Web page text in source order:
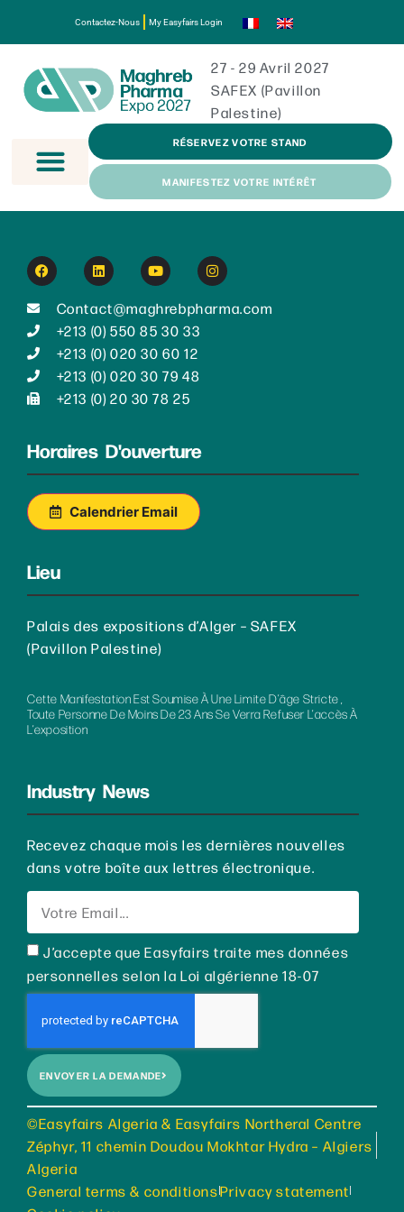
Contactez-Nous My Easyfairs Login
27 - 29 Avril 2027
SAFEX (Pavillon
Palestine)
RÉSERVEZ VOTRE STAND
MANIFESTEZ VOTRE INTÉRÊT
Contact@maghrebpharma.com
+213 (0) 550 85 30 33
+213 (0) 020 30 60 12
+213 (0) 020 30 79 48
+213 (0) 20 30 78 25
Horaires D'ouverture
Calendrier Email
Lieu
Palais des expositions d’Alger – SAFEX
(Pavillon Palestine)
Cette Manifestation Est Soumise À Une Limite D’âge Stricte ,
Toute Personne De Moins De 23 Ans Se Verra Refuser L’accès À
L’exposition
Industry News
Recevez chaque mois les dernières nouvelles
dans votre boîte aux lettres électronique.
J’accepte que Easyfairs traite mes données
personnelles selon la Loi algérienne 18-07
ENVOYER LA DEMANDE
©Easyfairs Algeria & Easyfairs Northeral Centre
Zéphyr, 11 chemin Doudou Mokhtar Hydra – Algiers
Algeria
General terms & conditionsPrivacy statement